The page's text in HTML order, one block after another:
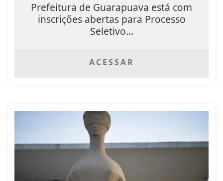
Prefeitura de Guarapuava está com
inscrições abertas para Processo
Seletivo...
ACESSAR